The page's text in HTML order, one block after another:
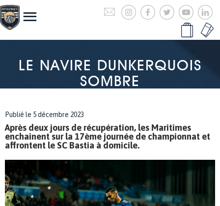
LE NAVIRE DUNKERQUOIS
SOMBRE
Publié le 5 décembre 2023
Après deux jours de récupération, les Maritimes
enchainent sur la 17ème journée de championnat et
affrontent le SC Bastia à domicile.